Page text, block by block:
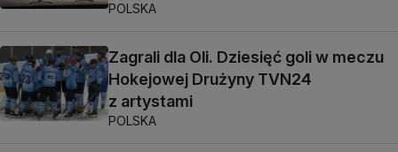
POLSKA
Zagrali dla Oli. Dziesięć goli w meczu
Hokejowej Drużyny TVN24
z artystami
POLSKA